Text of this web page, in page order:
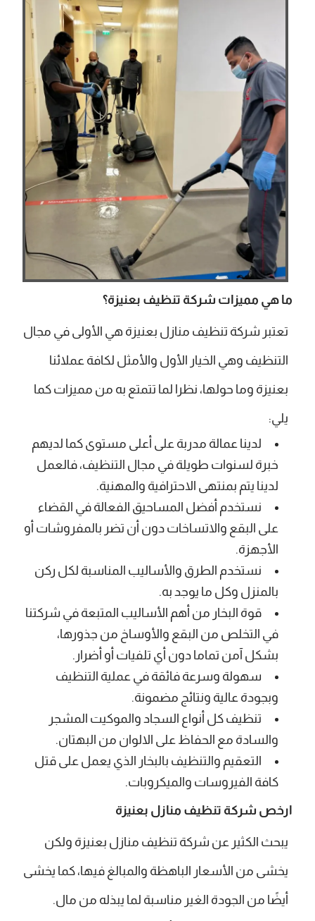
ما هي مميزات شركة تنظيف بعنيزة؟
تعتبر شركة تنظيف منازل بعنيزة هي الأولى في مجال
التنظيف وهي الخيار الأول والأمثل لكافة عملائنا
بعنيزة وما حولها، نظرا لما تتمتع به من مميزات كما
يلي:
لدينا عمالة مدربة على أعلى مستوى كما لديهم
خبرة لسنوات طويلة في مجال التنظيف، فالعمل
لدينا يتم بمنتهى الاحترافية والمهنية.
نستخدم أفضل المساحيق الفعالة في القضاء
على البقع والاتساخات دون أن تضر بالمفروشات أو
الأجهزة.
نستخدم الطرق والأساليب المناسبة لكل ركن
بالمنزل وكل ما يوجد به.
قوة البخار من أهم الأساليب المتبعة في شركتنا
في التخلص من البقع والأوساخ من جذورها،
بشكل آمن تماما دون أي تلفيات أو أضرار.
سهولة وسرعة فائقة في عملية التنظيف
وبجودة عالية ونتائج مضمونة.
تنظيف كل أنواع السجاد والموكيت المشجر
والسادة مع الحفاظ على الالوان من البهتان.
التعقيم والتنظيف بالبخار الذي يعمل على قتل
كافة الفيروسات والميكروبات.
ارخص شركة تنظيف منازل بعنيزة
يبحث الكثير عن شركة تنظيف منازل بعنيزة ولكن
يخشى من الأسعار الباهظة والمبالغ فيها، كما يخشى
أيضًا من الجودة الغير مناسبة لما يبذله من مال.